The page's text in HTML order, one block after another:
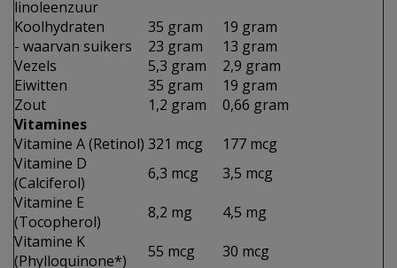
linoleenzuur
Koolhydraten
- waarvan suikers
35 gram
23 gram
19 gram
13 gram
Vezels
5,3 gram
2,9 gram
Eiwitten
35 gram
19 gram
Zout
1,2 gram
0,66 gram
Vitamines
Vitamine A (Retinol) 321 mcg
177 mcg
Vitamine D
(Calciferol)
6,3 mcg
3,5 mcg
Vitamine E
(Tocopherol)
8,2 mg
4,5 mg
Vitamine K
(Phylloquinone*)
55 mcg
30 mcg